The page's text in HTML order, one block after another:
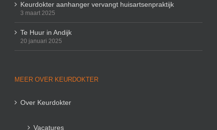
Keurdokter aanhanger vervangt huisartsenpraktijk
3 maart 2025
Te Huur in Andijk
20 januari 2025
MEER OVER KEURDOKTER
Over Keurdokter
Vacatures